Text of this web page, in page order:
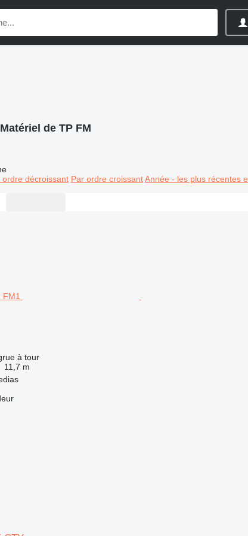
Matériel de TP FM
ordre décroissant Par ordre croissant Année - les plus récentes
à tour
11,7 m